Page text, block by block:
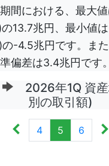
間における、最大
13.7兆円、最小値
-4.5兆円です。ま
偏差は3.4兆円です。
2026年1Q 資産
別の取引額)
4 5 6